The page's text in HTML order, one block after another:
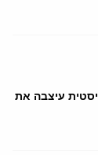
עיצבה את